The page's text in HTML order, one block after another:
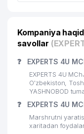
Kompaniya
savollar
❓ EXPERTS 4U
EXPERTS 4U
O'zbekiston,
YASHNOBOD
❓ EXPERTS 4U
Marshrutni
xaritadan